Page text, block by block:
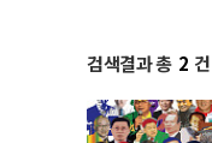
검색결과 총 2 건